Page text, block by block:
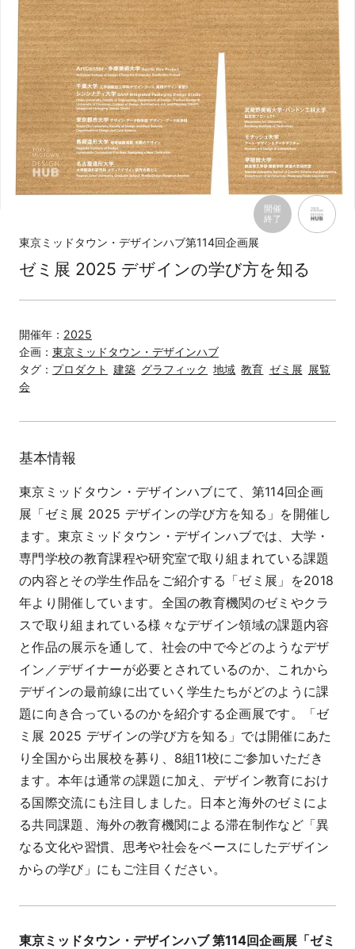
開催
終了
東京ミッドタウン・デザインハブ第114回企画展
ゼミ展 2025 デザインの学び方を知る
開催年： 2025
企画： 東京ミッドタウン・デザインハブ
タグ： プロダクト 建築 グラフィック 地域 教育 ゼミ展 展覧
会
基本情報
東京ミッドタウン・デザインハブにて、第114回企画
展「ゼミ展 2025 デザインの学び方を知る」を開催し
ます。東京ミッドタウン・デザインハブでは、大学・
専門学校の教育課程や研究室で取り組まれている課題
の内容とその学生作品をご紹介する「ゼミ展」を2018
年より開催しています。全国の教育機関のゼミやクラ
スで取り組まれている様々なデザイン領域の課題内容
と作品の展示を通して、社会の中で今どのようなデザ
イン／デザイナーが必要とされているのか、これから
デザインの最前線に出ていく学生たちがどのように課
題に向き合っているのかを紹介する企画展です。「ゼ
ミ展 2025 デザインの学び方を知る」では開催にあた
り全国から出展校を募り、8組11校にご参加いただき
ます。本年は通常の課題に加え、デザイン教育におけ
る国際交流にも注目しました。日本と海外のゼミによ
る共同課題、海外の教育機関による滞在制作など「異
なる文化や習慣、思考や社会をベースにしたデザイン
からの学び」にもご注目ください。
東京ミッドタウン・デザインハブ 第114回企画展「ゼミ